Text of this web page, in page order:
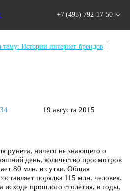
+7 (495) 792-17-50
тему: Истории интернет-брендов
19 августа 2015
рунета, ничего не знающего о
день, количество просмотров
80 млн. в сутки. Общая
порядка 115 млн. человек.
исходе прошлого столетия, в годы,